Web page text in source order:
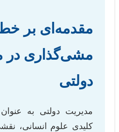
مقدمه‌ای بر
مشی‌گذاری در
دولتی
مدیریت دولتی به
کلیدی علوم انسانی،